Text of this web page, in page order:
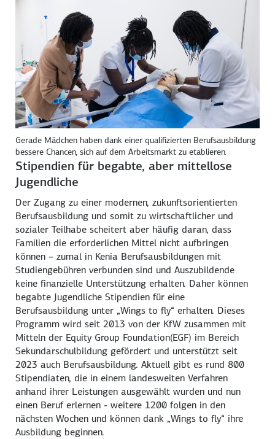
Gerade Mädchen haben dank einer qualifizierten Berufsausbildung
bessere Chancen, sich auf dem Arbeitsmarkt zu etablieren.
Stipendien für begabte, aber mittellose
Jugendliche
Der Zugang zu einer modernen, zukunftsorientierten
Berufsausbildung und somit zu wirtschaftlicher und
sozialer Teilhabe scheitert aber häufig daran, dass
Familien die erforderlichen Mittel nicht aufbringen
können – zumal in Kenia Berufs­ausbildungen mit
Studiengebühren verbunden sind und Auszubildende
keine finanzielle Unterstützung erhalten. Daher können
begabte Jugendliche Stipendien für eine
Berufsausbildung unter „Wings to fly“ erhalten. Dieses
Programm wird seit 2013 von der KfW zusammen mit
Mitteln der Equity Group Foundation(EGF) im Bereich
Sekundar­schulbildung gefördert und unterstützt seit
2023 auch Berufs­ausbildung. Aktuell gibt es rund 800
Stipendiaten, die in einem landesweiten Verfahren
anhand ihrer Leistungen ausgewählt wurden und nun
einen Beruf erlernen - weitere 1200 folgen in den
nächsten Wochen und können dank „Wings to fly“ ihre
Ausbildung beginnen.